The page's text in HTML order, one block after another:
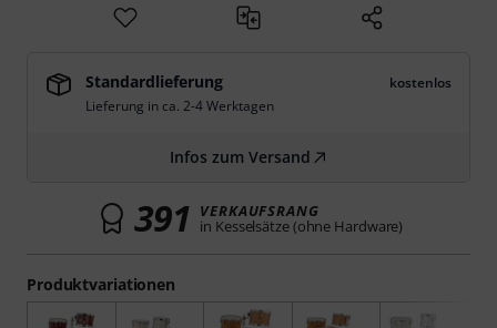
Produktvariationen
Standardlieferung
kostenlos
Lieferung in ca. 2-4 Werktagen
Infos zum Versand
391 VERKAUFSRANG
in Kesselsätze (ohne Hardware)